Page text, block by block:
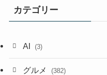
カテゴリー
AI (3)
グルメ (382)